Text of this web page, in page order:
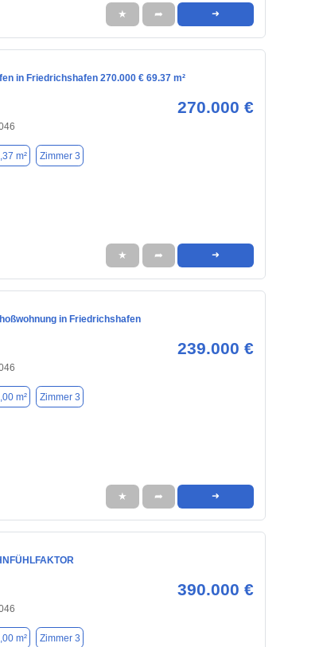
★ ➦ ➜
in Friedrichshafen 270.000 € 69.37 m²
270.000 €
m² Zimmer 3
★ ➦ ➜
in Friedrichshafen
239.000 €
m² Zimmer 3
★ ➦ ➜
390.000 €
m² Zimmer 3